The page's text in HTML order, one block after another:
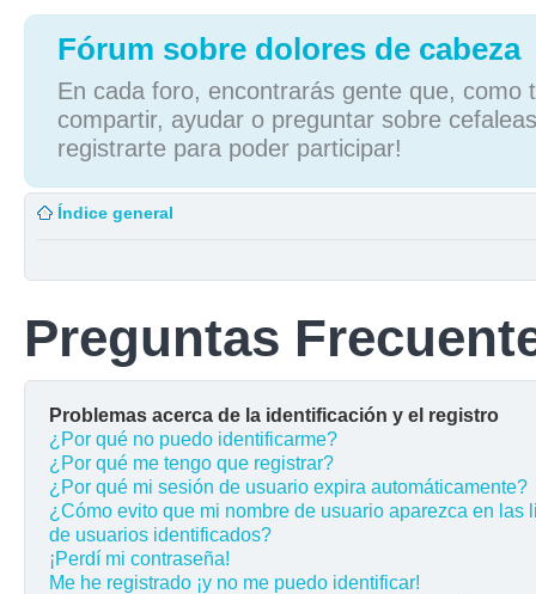
Fórum sobre dolores de cabeza
En cada foro, encontrarás gente que, como
compartir, ayudar o preguntar sobre
registrarte para poder participar!
Índice general
Preguntas
Problemas acerca de la identificación y el registro
¿Por qué no puedo identificarme?
¿Por qué me tengo que registrar?
¿Por qué mi sesión de usuario expira automáticamente?
¿Cómo evito que mi nombre de usuario aparezca en las
de usuarios identificados?
¡Perdí mi contraseña!
Me he registrado ¡y no me puedo identificar!